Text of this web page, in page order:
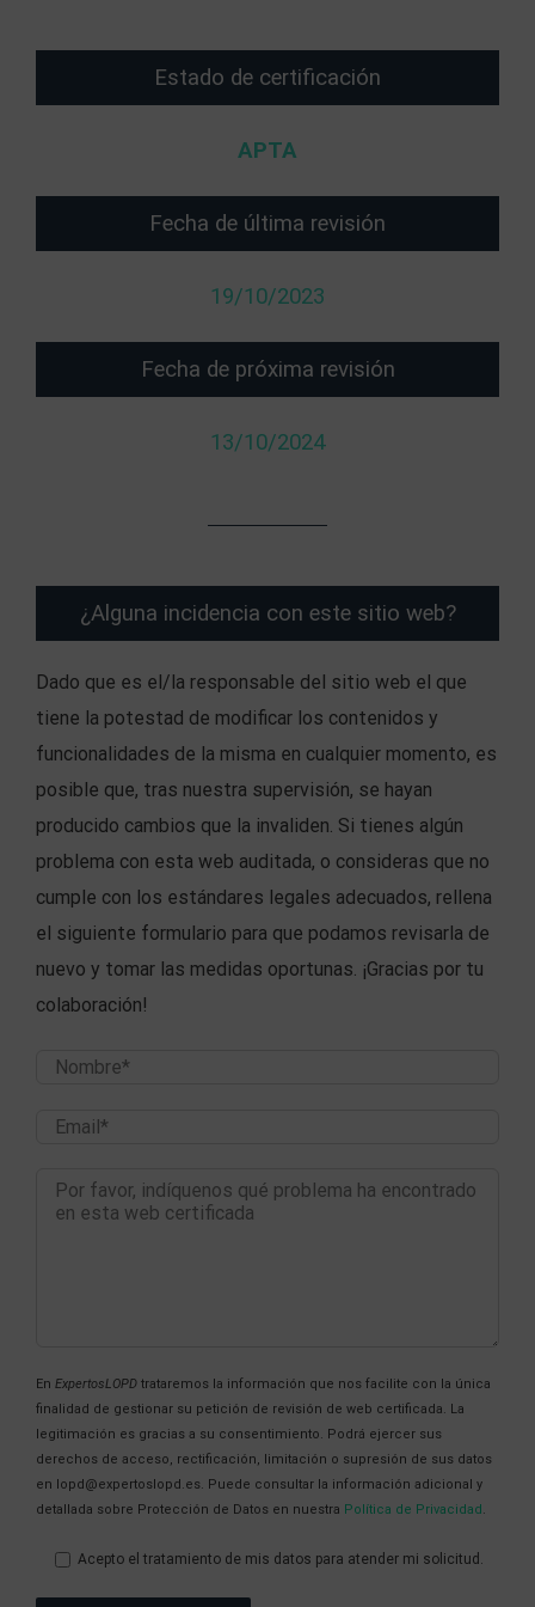
Estado de certificación
APTA
Fecha de última revisión
19/10/2023
Fecha de próxima revisión
13/10/2024
¿Alguna incidencia con este sitio web?
Dado que es el/la responsable del sitio web el que
tiene la potestad de modificar los contenidos y
funcionalidades de la misma en cualquier momento, es
posible que, tras nuestra supervisión, se hayan
producido cambios que la invaliden. Si tienes algún
problema con esta web auditada, o consideras que no
cumple con los estándares legales adecuados, rellena
el siguiente formulario para que podamos revisarla de
nuevo y tomar las medidas oportunas. ¡Gracias por tu
colaboración!
En ExpertosLOPD trataremos la información que nos facilite con la única
finalidad de gestionar su petición de revisión de web certificada. La
legitimación es gracias a su consentimiento. Podrá ejercer sus
derechos de acceso, rectificación, limitación o supresión de sus datos
en lopd@expertoslopd.es. Puede consultar la información adicional y
detallada sobre Protección de Datos en nuestra Política de Privacidad.
Acepto el tratamiento de mis datos para atender mi solicitud.